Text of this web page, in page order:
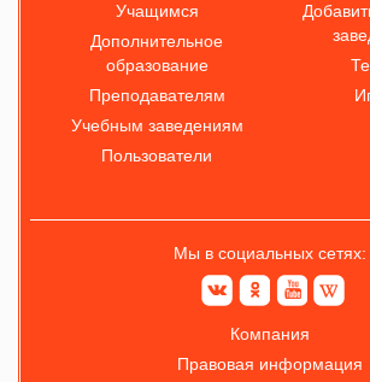
Учащимся
Дополнительное
образование
Преподавателям
Учебным заведениям
Пользователи
Мы в социальных сетях:
Компания
Правовая информация